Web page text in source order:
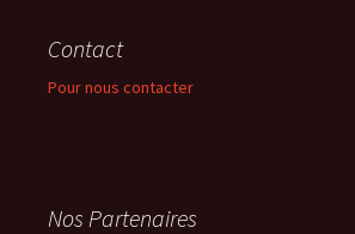
Contact
Pour nous contacter
Nos Partenaires